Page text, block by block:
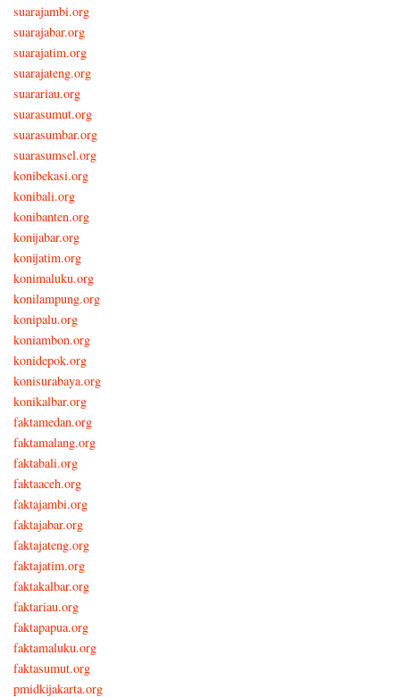
suarajambi.org
suarajabar.org
suarajatim.org
suarajateng.org
suarariau.org
suarasumut.org
suarasumbar.org
suarasumsel.org
konibekasi.org
konibali.org
konibanten.org
konijabar.org
konijatim.org
konimaluku.org
konilampung.org
konipalu.org
koniambon.org
konidepok.org
konisurabaya.org
konikalbar.org
faktamedan.org
faktamalang.org
faktabali.org
faktaaceh.org
faktajambi.org
faktajabar.org
faktajateng.org
faktajatim.org
faktakalbar.org
faktariau.org
faktapapua.org
faktamaluku.org
faktasumut.org
pmidkijakarta.org